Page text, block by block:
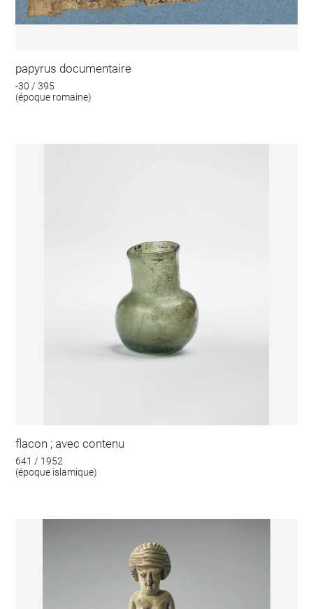
papyrus documentaire
-30 / 395
(époque romaine)
flacon ; avec contenu
641 / 1952
(époque islamique)